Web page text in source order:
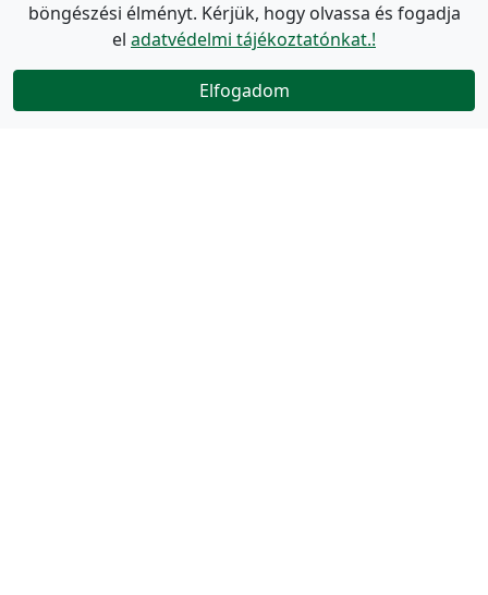
böngészési élményt. Kérjük, hogy olvassa és fogadja
el adatvédelmi tájékoztatónkat.!
Elfogadom